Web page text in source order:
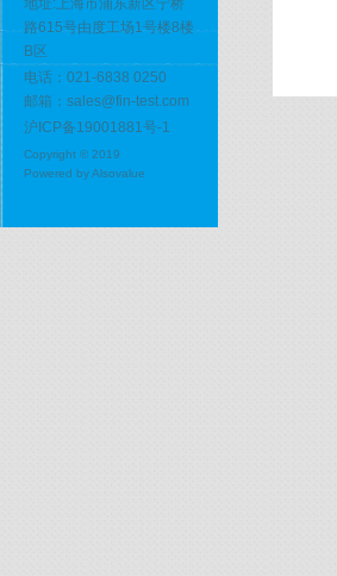
地址:上海市浦东新区宁桥
路615号由度工场1号楼8楼
B区
电话：021-6838 0250
邮箱：sales@fin-test.com
沪ICP备19001881号-1
Copyright © 2019
Powered byAlsovalue